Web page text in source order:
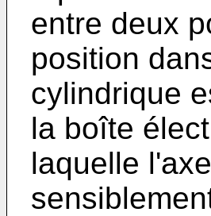
entre deux
position
cylindrique
la boîte
laquelle